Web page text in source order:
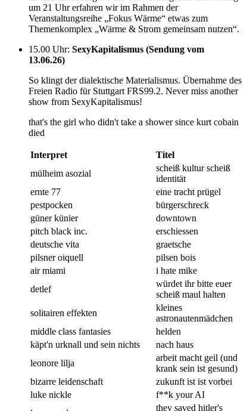
um 21 Uhr erfahren wir im Rahmen der
Veranstaltungsreihe „Fokus Wärme“ etwas zum
Themenkomplex „Wärme & Strom gemeinsam nutzen“.
15.00 Uhr: SexyKapitalismus (Sendung vom
13.06.26)
So klingt der dialektische Materialismus. Übernahme des
Freien Radio für Stuttgart FRS99.2. Never miss another
show from SexyKapitalismus!
that's the girl who didn't take a shower since kurt cobain
died
Interpret
Titel
mülheim asozial
scheiß kultur scheiß
identität
ernte 77
eine tracht prügel
pestpocken
bürgerschreck
güner künier
downtown
pitch black inc.
erschiessen
deutsche vita
graetsche
pilsner oiquell
pilsen bois
air miami
i hate mike
detlef
würdet ihr bitte euer
scheiß maul halten
solitairen effekten
kleines
astronautenmädchen
middle class fantasies
helden
käpt'n urknall und sein nichts
nach haus
leonore lilja
arbeit macht geil (und
krank sein ist gesund)
bizarre leidenschaft
zukunft ist ist vorbei
luke nickle
f**k your AI
they saved hitler's